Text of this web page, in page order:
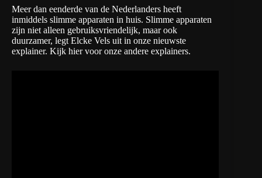
Meer dan eenderde van de Nederlanders heeft
inmiddels slimme apparaten in huis. Slimme apparaten
zijn niet alleen gebruiksvriendelijk, maar ook
duurzamer, legt Elcke Vels uit in onze nieuwste
explainer. Kijk hiervoor onze andere explainers.